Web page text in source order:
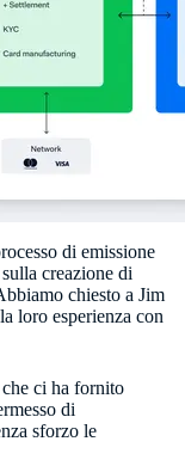
di emissione
creazione di
chiesto a Jim
loro esperienza con
ci ha fornito
di
sforzo le